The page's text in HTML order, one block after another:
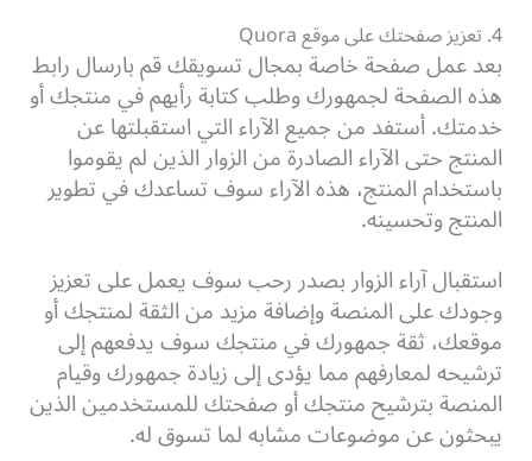
4. تعزيز صفحتك على موقع Quora
بعد عمل صفحة خاصة بمجال تسويقك قم بارسال رابط
هذه الصفحة لجمهورك وطلب كتابة رأيهم في منتجك أو
خدمتك. أستفد من جميع الآراء التي استقبلتها عن
المنتج حتى الآراء الصادرة من الزوار الذين لم يقوموا
باستخدام المنتج، هذه الآراء سوف تساعدك في تطوير
المنتج وتحسينه.
استقبال آراء الزوار بصدر رحب سوف يعمل على تعزيز
وجودك على المنصة وإضافة مزيد من الثقة لمنتجك أو
موقعك، ثقة جمهورك في منتجك سوف يدفعهم إلى
ترشيحه لمعارفهم مما يؤدى إلى زيادة جمهورك وقيام
المنصة بترشيح منتجك أو صفحتك للمستخدمين الذين
يبحثون عن موضوعات مشابه لما تسوق له.